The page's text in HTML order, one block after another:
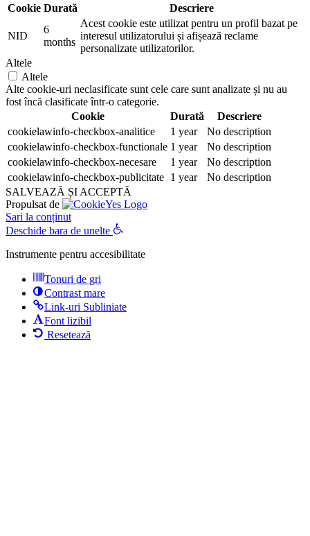
Cookie Durată Descriere
NID
6
months
Acest cookie este utilizat pentru un profil bazat pe
interesul utilizatorului și afișează reclame
personalizate utilizatorilor.
Altele
Altele
Alte cookie-uri neclasificate sunt cele care sunt analizate și nu au
fost încă clasificate într-o categorie.
Cookie
Durată
Descriere
cookielawinfo-checkbox-analitice
1 year
No description
cookielawinfo-checkbox-functionale 1 year
No description
cookielawinfo-checkbox-necesare
1 year
No description
cookielawinfo-checkbox-publicitate 1 year
No description
SALVEAZĂ ȘI ACCEPTĂ
Propulsat de
Sari la conținut
Deschide bara de unelte
Instrumente pentru accesibilitate
Tonuri de gri
Contrast mare
Link-uri Subliniate
Font lizibil
Resetează